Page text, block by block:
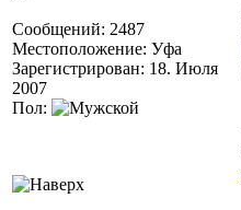
Сообщений: 2487
Местоположение: Уфа
Зарегистрирован: 18. Июля
2007
Пол: